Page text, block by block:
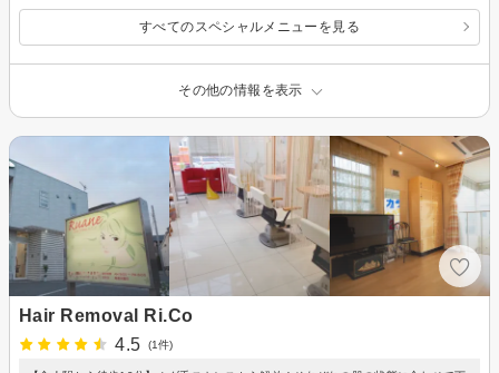
すべてのスペシャルメニューを見る
その他の情報を表示
Hair Removal Ri.Co
4.5
(1件)